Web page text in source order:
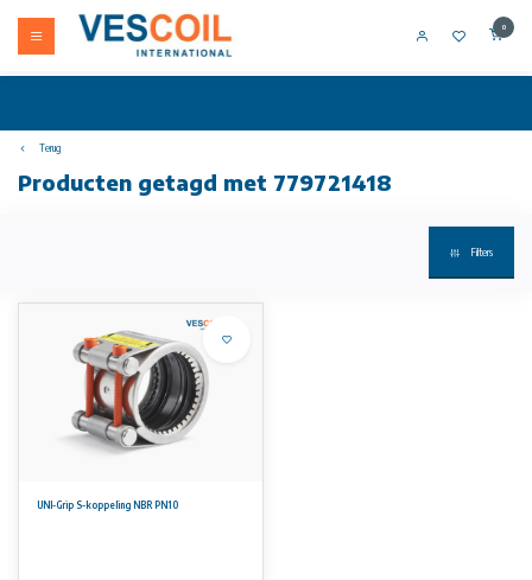
0
Terug
Producten getagd met 779721418
Filters
UNI-Grip S-koppeling NBR PN10